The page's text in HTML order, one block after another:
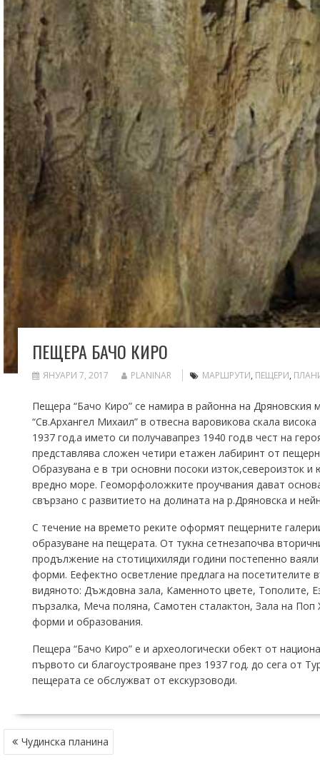
ПЕЩЕРА БАЧО КИРО
ЯНУАРИ 7, 2017 PLANINAR МАРШРУТИ, ПЕЩЕРИ,
Пещера “Бачо Киро” се намира в районна на
“Св.Архангел Михаил” в отвесна варовикова скала
1937 год.а името си получавапрез 1940 год.в чест на
представлява сложен четири етажен лабиринт от
Образувана е в три основни посоки изток,североизток
вредно море. Геоморфоложките проучвания дават
свързано с развитието на долината на р.Дряновска и
С течение на времето реките оформят пещерните
образуване на пещерата. От тукна сетнезапочва
продължение на стотицихиляди години постепенно
форми. Eефектно осветление предлага на
видяното: Дъждовна зала, Каменното цвете, Тополите,
пързалка, Меча поляна, Самотен сталактон, Зала на
форми и образования.
Пещера “Бачо Киро” е и археологически обект от
първото си благоустрояване през 1937 год. до сега от
пещерата се обслужват от екскурзоводи.
НАВИГАЦИЯ
Чудинска планина